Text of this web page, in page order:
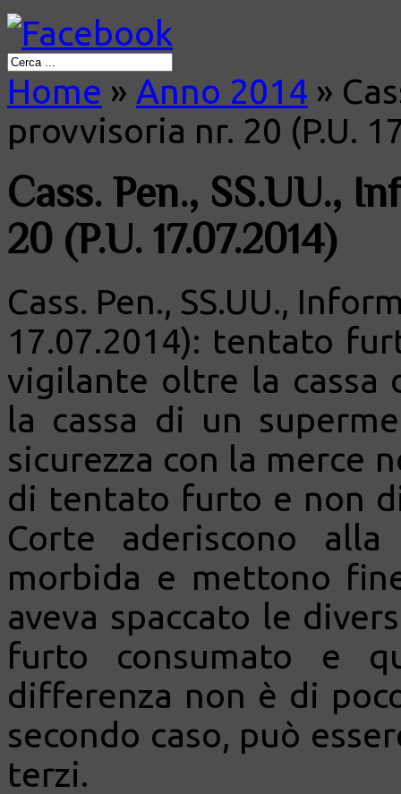
Home » Anno 2014 »
provvisoria nr. 20 (P.U.
Cass. Pen., SS.UU.,
20 (P.U. 17.07.2014)
Cass. Pen., SS.UU.,
17.07.2014): tentato
vigilante oltre la cassa
la cassa di un
sicurezza con la merce
di tentato furto e non
Corte aderiscono
morbida e mettono
aveva spaccato le
furto consumato e
differenza non è di
secondo caso, può
terzi.